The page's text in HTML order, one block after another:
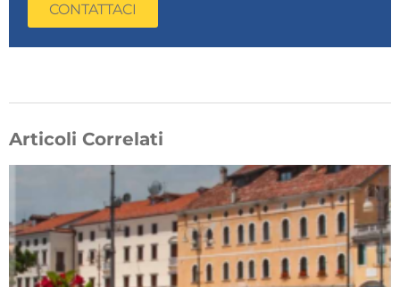
CONTATTACI
Articoli Correlati